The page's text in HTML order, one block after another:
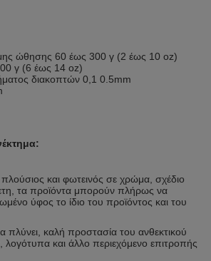
ώθησης 60 έως 300 γ (2 έως 10 oz)
γ (6 έως 14 oz)
διακοπτών 0,1 0.5mm
και φωτεινός σε χρώμα, σχέδιο
τα προϊόντα μπορούν πλήρως να
ύφος το ίδιο του προϊόντος και του
πλύνει, καλή προστασία του ανθεκτικού
και άλλο περιεχόμενο επιτροπής